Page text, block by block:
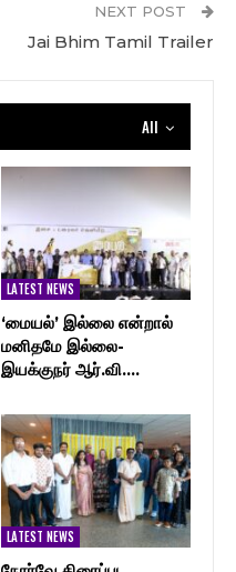
NEXT POST
Jai Bhim Tamil Trailer
All
LATEST NEWS
‘மையல்’ இல்லை என்றால்
மனிதமே இல்லை-
இயக்குநர் ஆர்.வி.…
LATEST NEWS